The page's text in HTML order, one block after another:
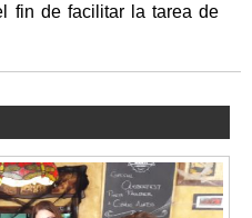
fin de facilitar la tarea de